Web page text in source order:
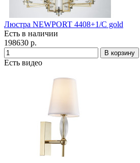
Люстра NEWPORT 4408+1/C gold
Есть в наличии
198630 р.
В корзину
Есть видео